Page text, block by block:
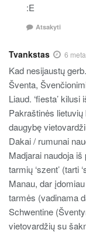
:E
Atsakyti
Tvankstas 6
Kad nesijaustų
Šventa,
Liaud. ‘fiesta’ kilusi
Pakraštinės
daugybę
Dakai / rumunai
Madjarai naudoja
tarmių ‘szent’ (tarti
Manau, dar
tarmės (vadinama
Schwentine
vietovardžių su